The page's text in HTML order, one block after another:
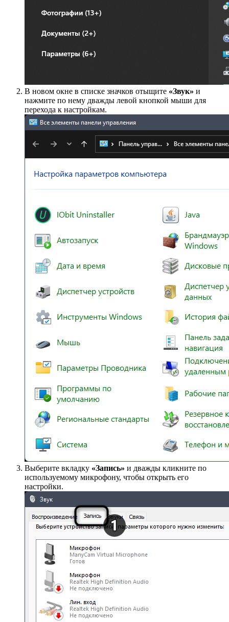
В новом окне в списке значков отыщите «Звук» и
нажмите по нему дважды левой кнопкой мыши для
перехода к настройкам.
Выберите вкладку «Запись» и дважды кликните по
используемому микрофону, чтобы открыть его
настройки.